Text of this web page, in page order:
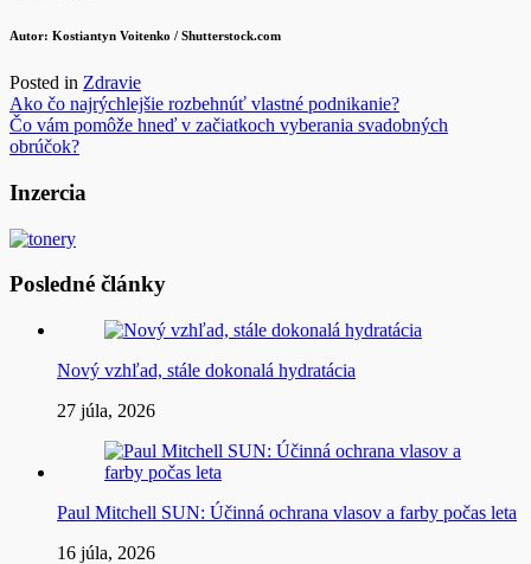
Autor: Kostiantyn Voitenko / Shutterstock.com
Posted in Zdravie
Navigácia
v
Ako čo najrýchlejšie rozbehnúť vlastné podnikanie?
Čo vám pomôže hneď v začiatkoch vyberania svadobných
obrúčok?
Inzercia
Posledné články
Nový vzhľad, stále dokonalá hydratácia
27 júla, 2026
Paul Mitchell SUN: Účinná ochrana vlasov a farby počas leta
16 júla, 2026